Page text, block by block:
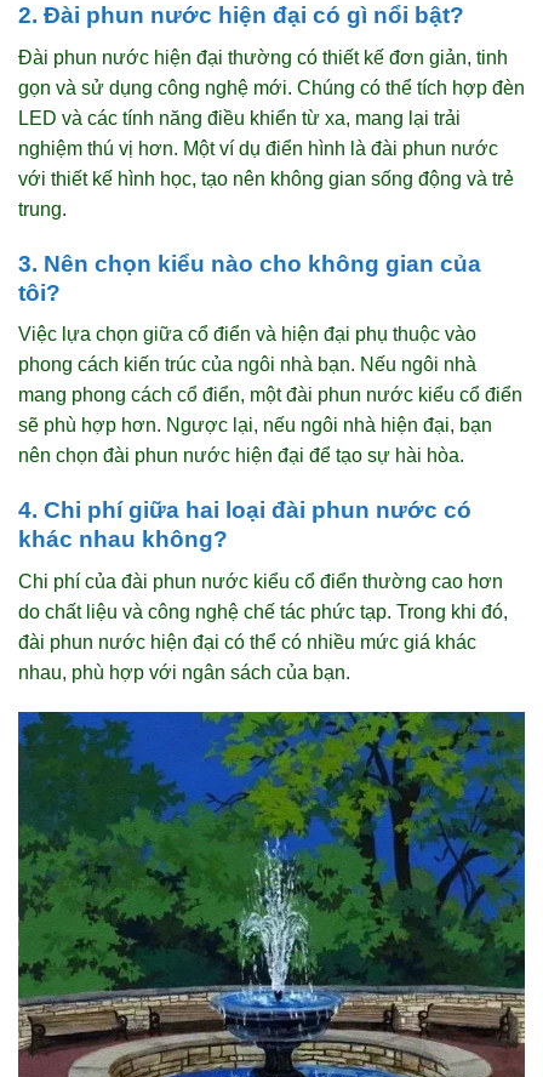
2. Đài phun nước hiện đại có gì nổi bật?
Đài phun nước hiện đại thường có thiết kế đơn giản, tinh
gọn và sử dụng công nghệ mới. Chúng có thể tích hợp đèn
LED và các tính năng điều khiển từ xa, mang lại trải
nghiệm thú vị hơn. Một ví dụ điển hình là đài phun nước
với thiết kế hình học, tạo nên không gian sống động và trẻ
trung.
3. Nên chọn kiểu nào cho không gian của
tôi?
Việc lựa chọn giữa cổ điển và hiện đại phụ thuộc vào
phong cách kiến trúc của ngôi nhà bạn. Nếu ngôi nhà
mang phong cách cổ điển, một đài phun nước kiểu cổ điển
sẽ phù hợp hơn. Ngược lại, nếu ngôi nhà hiện đại, bạn
nên chọn đài phun nước hiện đại để tạo sự hài hòa.
4. Chi phí giữa hai loại đài phun nước có
khác nhau không?
Chi phí của đài phun nước kiểu cổ điển thường cao hơn
do chất liệu và công nghệ chế tác phức tạp. Trong khi đó,
đài phun nước hiện đại có thể có nhiều mức giá khác
nhau, phù hợp với ngân sách của bạn.